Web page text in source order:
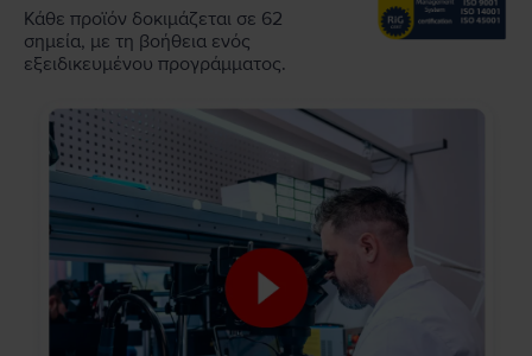
Κάθε προϊόν δοκιμάζεται σε 62
σημεία, με τη βοήθεια ενός
εξειδικευμένου προγράμματος.